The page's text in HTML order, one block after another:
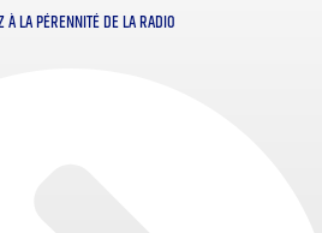
À LA PÉRENNITÉ DE LA RADIO